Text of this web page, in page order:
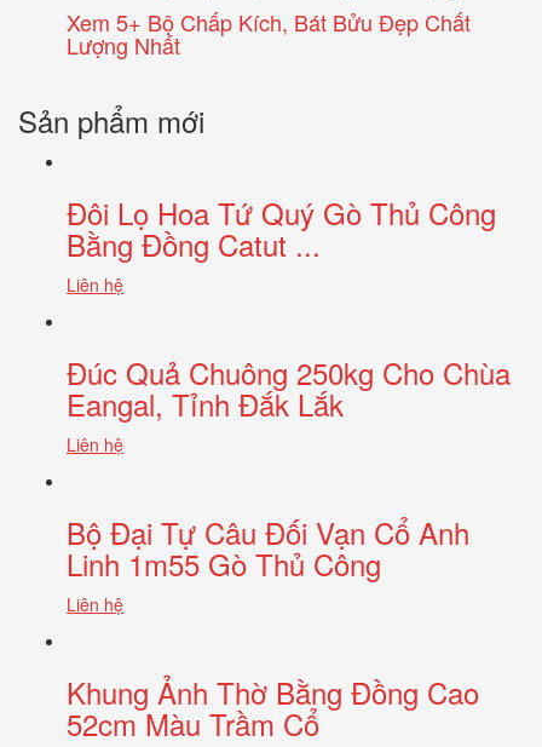
Xem 5+ Bộ Chấp Kích, Bát Bửu Đẹp Chất
Lượng Nhất
Sản phẩm mới
Đôi Lọ Hoa Tứ Quý Gò Thủ Công
Bằng Đồng Catut ...
Liên hệ
Đúc Quả Chuông 250kg Cho Chùa
Eangal, Tỉnh Đắk Lắk
Liên hệ
Bộ Đại Tự Câu Đối Vạn Cổ Anh
Linh 1m55 Gò Thủ Công
Liên hệ
Khung Ảnh Thờ Bằng Đồng Cao
52cm Màu Trầm Cổ